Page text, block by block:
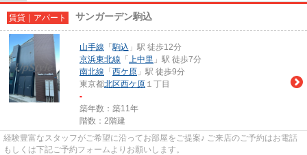
賃貸｜アパート サンガーデン駒込
山手線 「駒込 」駅 徒歩12分
京浜東北線 「 上中里 」駅 徒歩7分
南北線 「 西ケ原 」駅 徒歩9分
東京都北区西ケ原 １丁目
-
築年数：築11年
階数：2階建
経験豊富なスタッフがご希望に沿ってお部屋をご提案♪ ご来店のご予約はお電話
もしくは下記ご予約フォームよりお願いします。